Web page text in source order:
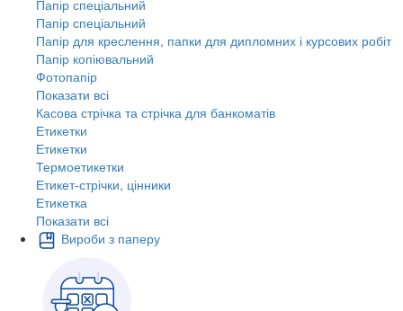
Папір спеціальний
Папір спеціальний
Папір для креслення, папки для дипломних і курсових робіт
Папір копіювальний
Фотопапір
Показати всі
Касова стрічка та стрічка для банкоматів
Етикетки
Етикетки
Термоетикетки
Етикет-стрічки, цінники
Етикетка
Показати всі
Вироби з паперу